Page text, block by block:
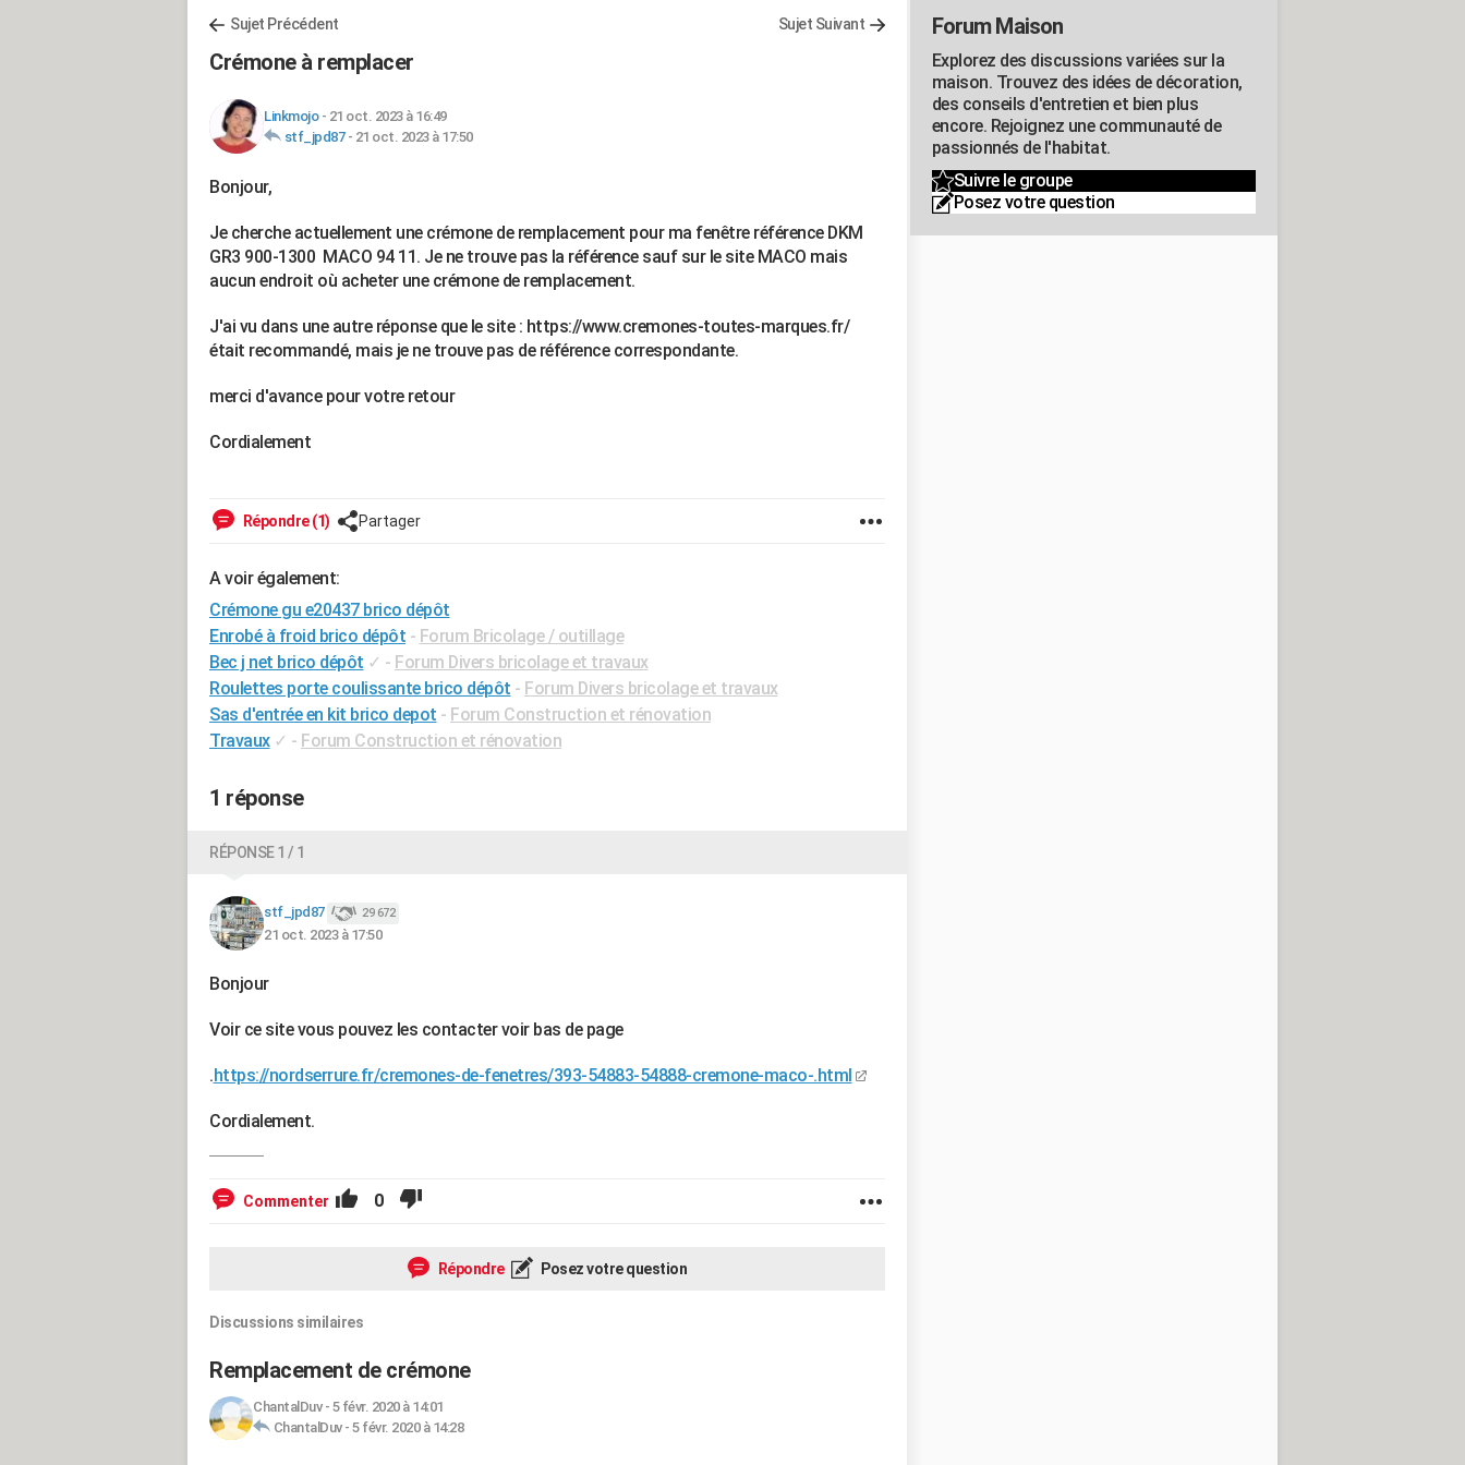
Sujet Précédent Sujet Suivant
Crémone à remplacer
Linkmojo- 21 oct. 2023 à 16:49
stf_jpd87- 21 oct. 2023 à 17:50
Bonjour,
Je cherche actuellement une crémone de remplacement pour ma fenêtre référence DKM
GR3 900-1300 MACO 94 11. Je ne trouve pas la référence sauf sur le site MACO mais
aucun endroit où acheter une crémone de remplacement.
J'ai vu dans une autre réponse que le site : https://www.cremones-toutes-marques.fr/
était recommandé, mais je ne trouve pas de référence correspondante.
merci d'avance pour votre retour
Cordialement
Répondre (1) Partager
A voir également:
Crémone gu e20437 brico dépôt
Enrobé à froid brico dépôt - Forum Bricolage / outillage
Bec j net brico dépôt ✓ - Forum Divers bricolage et travaux
Roulettes porte coulissante brico dépôt - Forum Divers bricolage et travaux
Sas d'entrée en kit brico depot - Forum Construction et rénovation
Travaux ✓ - Forum Construction et rénovation
1 réponse
RÉPONSE 1 / 1
stf_jpd87 29 672
21 oct. 2023 à 17:50
Bonjour
Voir ce site vous pouvez les contacter voir bas de page
.https://nordserrure.fr/cremones-de-fenetres/393-54883-54888-cremone-maco-.html
Cordialement.
Commenter 0
Répondre Posez votre question
Discussions similaires
Remplacement de crémone
ChantalDuv- 5 févr. 2020 à 14:01
ChantalDuv- 5 févr. 2020 à 14:28
Forum Maison
Explorez des discussions variées sur la
maison. Trouvez des idées de décoration,
des conseils d'entretien et bien plus
encore. Rejoignez une communauté de
passionnés de l'habitat.
Suivre le groupe
Posez votre question